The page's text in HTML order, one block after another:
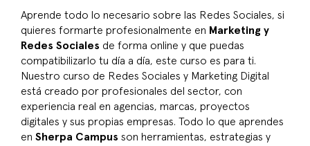
Aprende todo lo necesario sobre las Redes Sociales, si
quieres formarte profesionalmente en Marketing y
Redes Sociales de forma online y que puedas
compatibilizarlo tu día a día, este curso es para ti.
Nuestro curso de Redes Sociales y Marketing Digital
está creado por profesionales del sector, con
experiencia real en agencias, marcas, proyectos
digitales y sus propias empresas. Todo lo que aprendes
en Sherpa Campus son herramientas, estrategias y